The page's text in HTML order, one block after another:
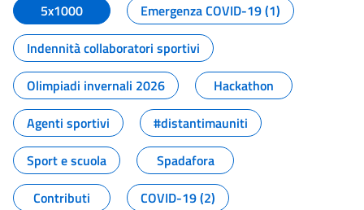
5x1000
Emergenza COVID-19 (1)
Indennità collaboratori sportivi
Olimpiadi invernali 2026
Hackathon
Agenti sportivi
#distantimauniti
Sport e scuola
Spadafora
Contributi
COVID-19 (2)